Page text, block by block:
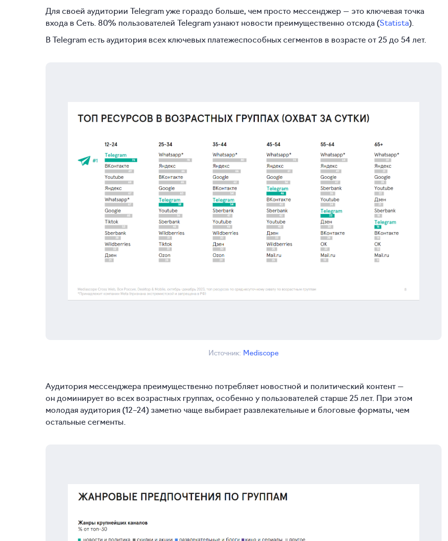
Для своей аудитории Telegram уже гораздо больше, чем просто мессенджер — это ключевая точка
входа в Сеть. 80% пользователей Telegram узнают новости преимущественно отсюда (Statista).
В Telegram есть аудитория всех ключевых платежеспособных сегментов в возрасте от 25 до 54 лет.
Источник: Mediscope
Аудитория мессенджера преимущественно потребляет новостной и политический контент —
он доминирует во всех возрастных группах, особенно у пользователей старше 25 лет. При этом
молодая аудитория(12–24)заметно чаще выбирает развлекательные и блоговые форматы, чем
остальные сегменты.